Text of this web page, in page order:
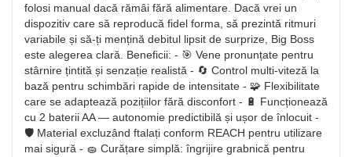
folosi manual dacă rămâi fără alimentare. Dacă vrei un
dispozitiv care să reproducă fidel forma, să prezintă ritmuri
variabile și să-ți mențină debitul lipsit de surprize, Big Boss
este alegerea clară. Beneficii: - 🎯 Vene pronunțate pentru
stârnire țintită și senzație realistă - 🔄 Control multi-viteză la
bază pentru schimbări rapide de intensitate - 🧩 Flexibilitate
care se adaptează pozițiilor fără disconfort - 🔋 Funcționează
cu 2 baterii AA — autonomie predictibilă și ușor de înlocuit -
🛡️ Material excluzând ftalați conform REACH pentru utilizare
mai sigură - 🧽 Curățare simplă: îngrijire grabnică pentru